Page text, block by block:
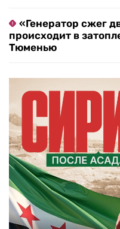
«Генератор сжег
происходит в
Тюменью